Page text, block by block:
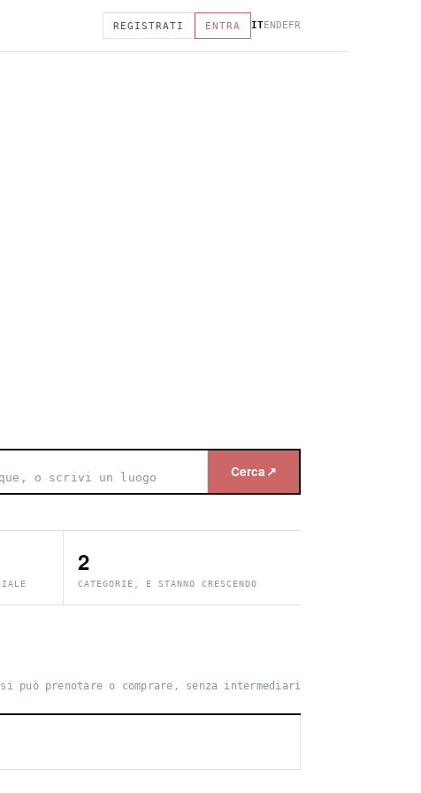
REGISTRATI ENTRA ITEN DE FR
Cerca ↗
2
CATEGORIE, E STANNO CRESCENDO
può prenotare o comprare, senza intermediari